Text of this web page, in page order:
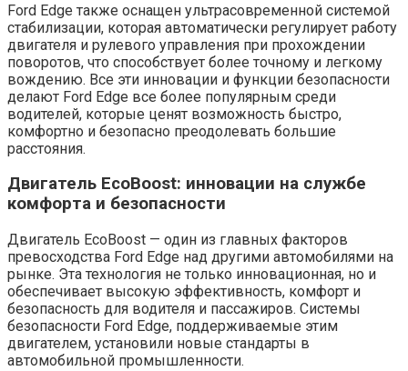
Ford Edge также оснащен ультрасовременной системой
стабилизации, которая автоматически регулирует работу
двигателя и рулевого управления при прохождении
поворотов, что способствует более точному и легкому
вождению. Все эти инновации и функции безопасности
делают Ford Edge все более популярным среди
водителей, которые ценят возможность быстро,
комфортно и безопасно преодолевать большие
расстояния.
Двигатель EcoBoost: инновации на службе
комфорта и безопасности
Двигатель EcoBoost — один из главных факторов
превосходства Ford Edge над другими автомобилями на
рынке. Эта технология не только инновационная, но и
обеспечивает высокую эффективность, комфорт и
безопасность для водителя и пассажиров. Системы
безопасности Ford Edge, поддерживаемые этим
двигателем, установили новые стандарты в
автомобильной промышленности.